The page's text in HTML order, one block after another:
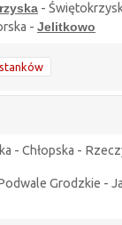
-
- Jelitkowo
- Chłopska -
Grodzkie -